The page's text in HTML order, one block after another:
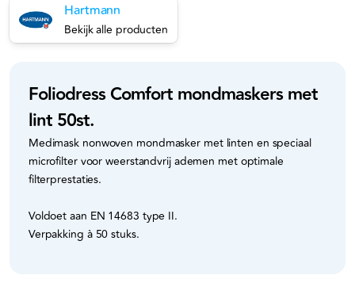
Hartmann
Bekijk alle producten
Foliodress Comfort mondmaskers met
lint 50st.
Medimask nonwoven mondmasker met linten en speciaal
microfilter voor weerstandvrij ademen met optimale
filterprestaties.
Voldoet aan EN 14683 type II.
Verpakking à 50 stuks.